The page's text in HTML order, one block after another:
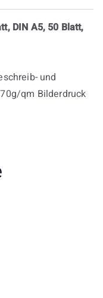
DIN A5, 50 Blatt,
und
qm Bilderdruck